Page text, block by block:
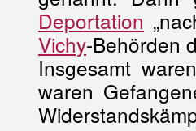
Deportation
Vichy-Behörden
Insgesamt
waren